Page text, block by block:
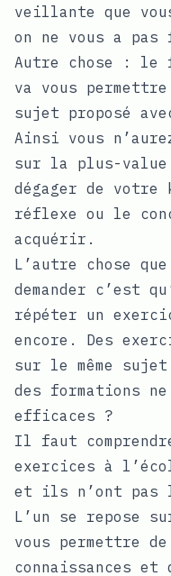
veillante que
on ne vous a pas
Autre chose : le
va vous
sujet proposé
Ainsi vous
sur la plus-value
dégager de
réflexe ou le
acquérir.
L’autre chose
demander c’est
répéter un
encore. Des
sur le même sujet
des formations
efficaces ?
Il faut
exercices à
et ils n’ont pas
L’un se repose
vous permettre
connaissances